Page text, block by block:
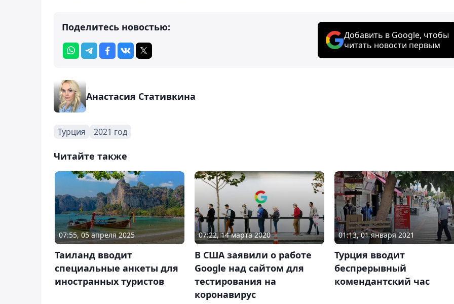
Поделитесь новостью:
Добавить в Google, чтобы
читать новости первым
Анастасия Стативкина
Турция 2021 год
Читайте также
07:55, 05 апреля 2025
Таиланд вводит
специальные анкеты для
иностранных туристов
07:22, 14 марта 2020
В США заявили о работе
Google над сайтом для
тестирования на
коронавирус
01:13, 01 января 2021
Турция вводит
беспрерывный
комендантский час